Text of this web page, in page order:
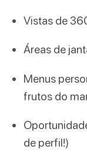
Vistas de
Áreas de
Menus
frutos do
de perfil!)